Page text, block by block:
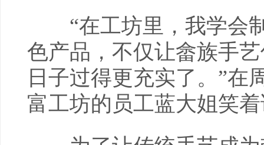
“在工坊里，我学会制
色产品，不仅让畲族手
日子过得更充实了。”在
富工坊的员工蓝大姐笑